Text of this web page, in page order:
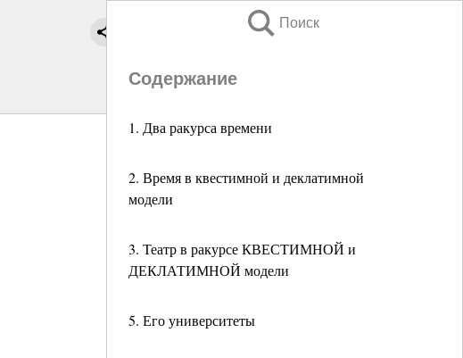
Поиск
Содержание
1. Два ракурса времени
2. Время в квестимной и деклатимной
модели
3. Театр в ракурсе КВЕСТИМНОЙ и
ДЕКЛАТИМНОЙ модели
5. Его университеты